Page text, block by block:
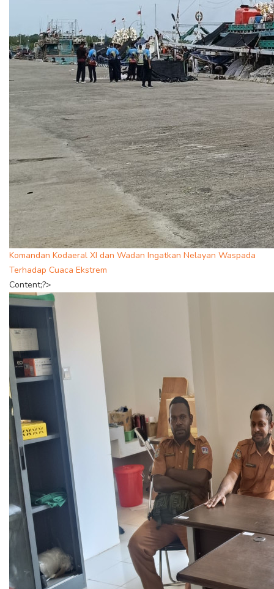
Komandan Kodaeral XI dan Wadan Ingatkan Nelayan Waspada
Terhadap Cuaca Ekstrem
Content;?>